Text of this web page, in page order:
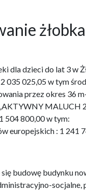
dla dzieci do lat 3 w
035 025,05 w tym
przez okres 36
MALUCH
504 800,00 w tym:
europejskich : 1 241
budowę budynku